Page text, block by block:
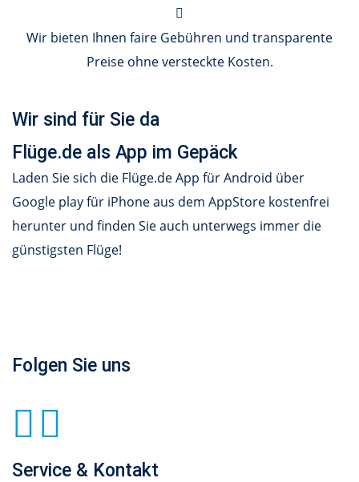
Wir bieten Ihnen faire Gebühren und transparente
Preise ohne versteckte Kosten.
Wir sind für Sie da
Flüge.de als App im Gepäck
Laden Sie sich die Flüge.de App für Android über
Google play für iPhone aus dem AppStore kostenfrei
herunter und finden Sie auch unterwegs immer die
günstigsten Flüge!
Folgen Sie uns
Service & Kontakt